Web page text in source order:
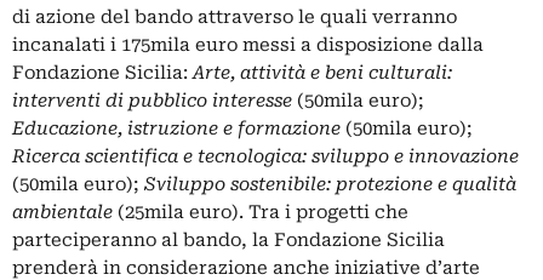
di azione del bando attraverso le quali verranno
incanalati i 175mila euro messi a disposizione dalla
Fondazione Sicilia:Arte, attività e beni culturali:
interventi di pubblico interesse (50mila euro);
Educazione, istruzione e formazione (50mila euro);
Ricerca scientifica e tecnologica: sviluppo e innovazione
(50mila euro); Sviluppo sostenibile: protezione e qualità
ambientale (25mila euro). Tra i progetti che
parteciperanno al bando, la Fondazione Sicilia
prenderà in considerazione anche iniziative d’arte